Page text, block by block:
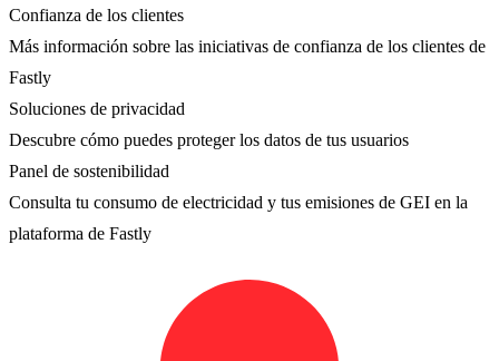
Confianza de los clientes
Más información sobre las iniciativas de confianza de los clientes de
Fastly
Soluciones de privacidad
Descubre cómo puedes proteger los datos de tus usuarios
Panel de sostenibilidad
Consulta tu consumo de electricidad y tus emisiones de GEI en la
plataforma de Fastly